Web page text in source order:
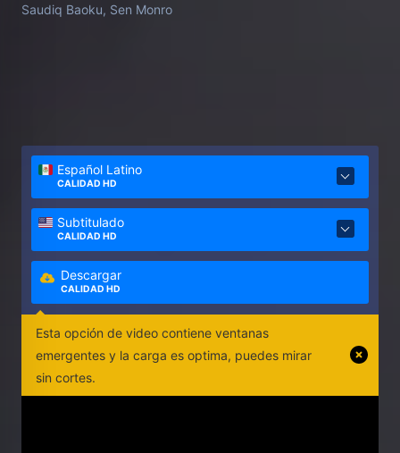
Saudiq Baoku, Sen Monro
Español Latino
CALIDAD HD
Subtitulado
CALIDAD HD
Descargar
CALIDAD HD
Esta opción de video contiene ventanas
emergentes y la carga es optima, puedes mirar
sin cortes.